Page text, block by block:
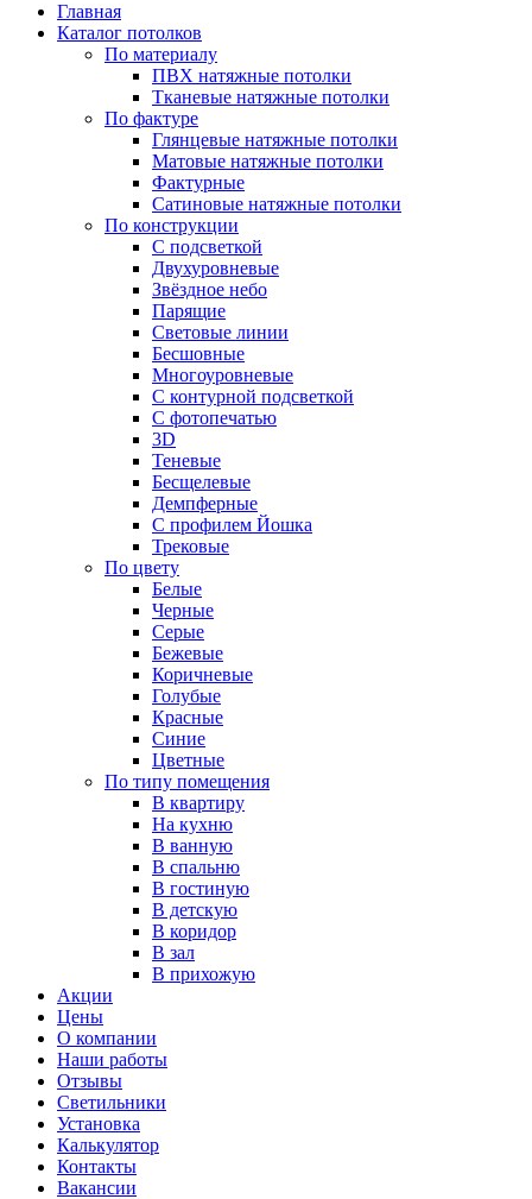
Главная
Каталог потолков
По материалу
ПВХ натяжные потолки
Тканевые натяжные потолки
По фактуре
Глянцевые натяжные потолки
Матовые натяжные потолки
Фактурные
Сатиновые натяжные потолки
По конструкции
С подсветкой
Двухуровневые
Звёздное небо
Парящие
Световые линии
Бесшовные
Многоуровневые
С контурной подсветкой
С фотопечатью
3D
Теневые
Бесщелевые
Демпферные
С профилем Йошка
Трековые
По цвету
Белые
Черные
Серые
Бежевые
Коричневые
Голубые
Красные
Синие
Цветные
По типу помещения
В квартиру
На кухню
В ванную
В спальню
В гостиную
В детскую
В коридор
В зал
В прихожую
Акции
Цены
О компании
Наши работы
Отзывы
Светильники
Установка
Калькулятор
Контакты
Вакансии